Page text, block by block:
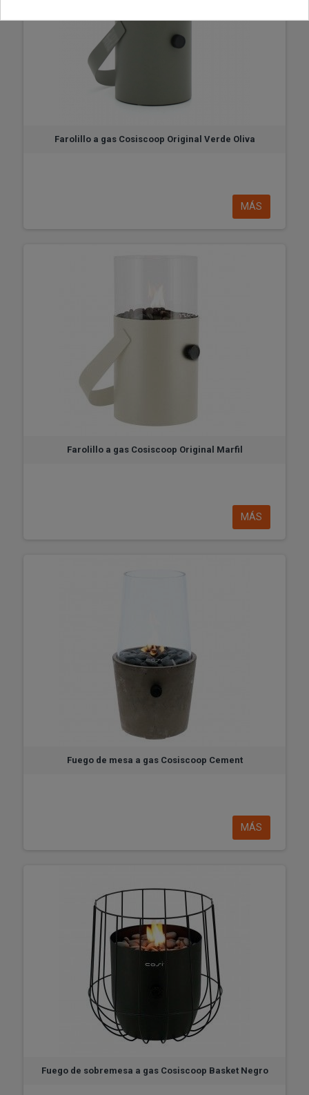
Farolillo a gas Cosiscoop Original Verde Oliva
MÁS
Farolillo a gas Cosiscoop Original Marfil
MÁS
Fuego de mesa a gas Cosiscoop Cement
MÁS
Fuego de sobremesa a gas Cosiscoop Basket Negro